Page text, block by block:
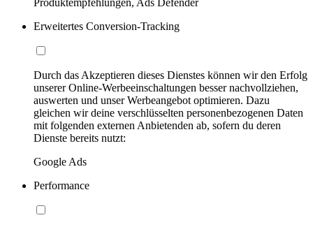
Erweitertes Conversion-Tracking
Durch das Akzeptieren dieses Dienstes können wir den Erfolg
unserer Online-Werbeeinschaltungen besser nachvollziehen,
auswerten und unser Werbeangebot optimieren. Dazu
gleichen wir deine verschlüsselten personenbezogenen Daten
mit folgenden externen Anbietenden ab, sofern du deren
Dienste bereits nutzt:
Google Ads
Performance